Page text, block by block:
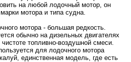
на любой лодочный мотор, он
мотора и типа судна.
мотора - большая редкость.
обычно на дизельных двигателях
топливно-воздушной смеси.
для лодочного мотора
единственная модель, где есть